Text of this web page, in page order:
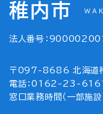
稚内市
法人番号：
〒097-8686 北海道
電話：0162-23-
窓口業務時間（一部施